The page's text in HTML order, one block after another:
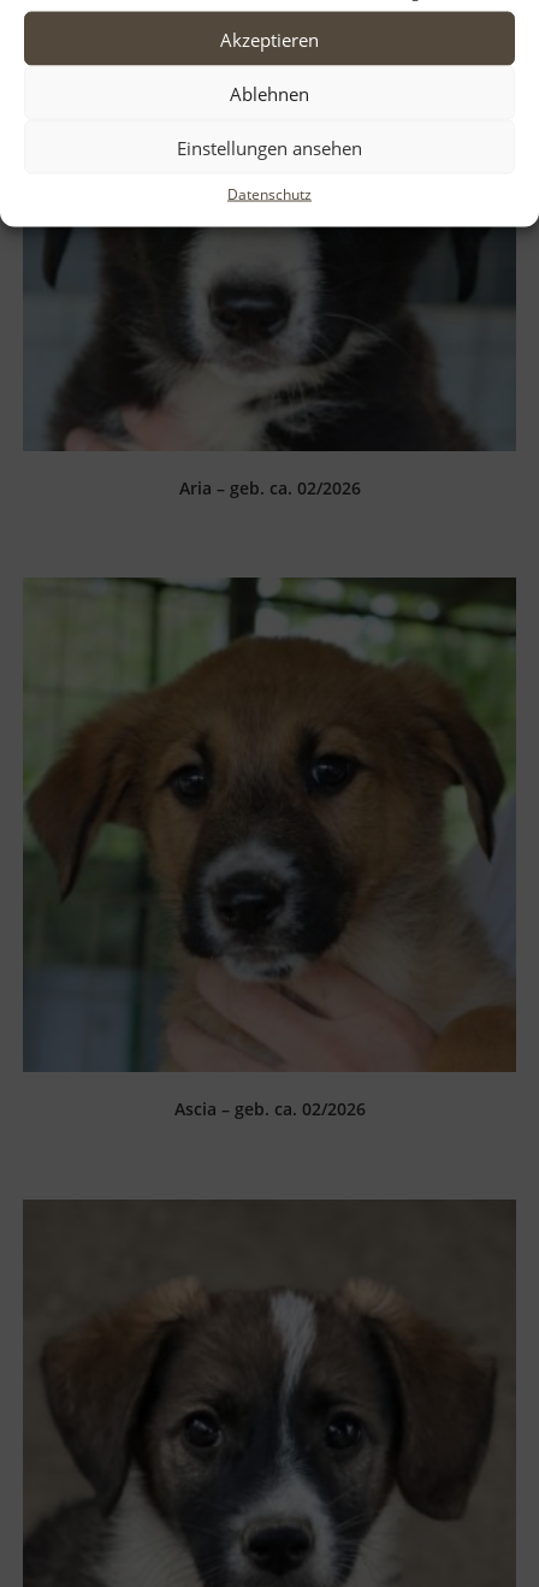
Akzeptieren
Ablehnen
Einstellungen ansehen
Datenschutz
Aria – geb. ca. 02/2026
Ascia – geb. ca. 02/2026